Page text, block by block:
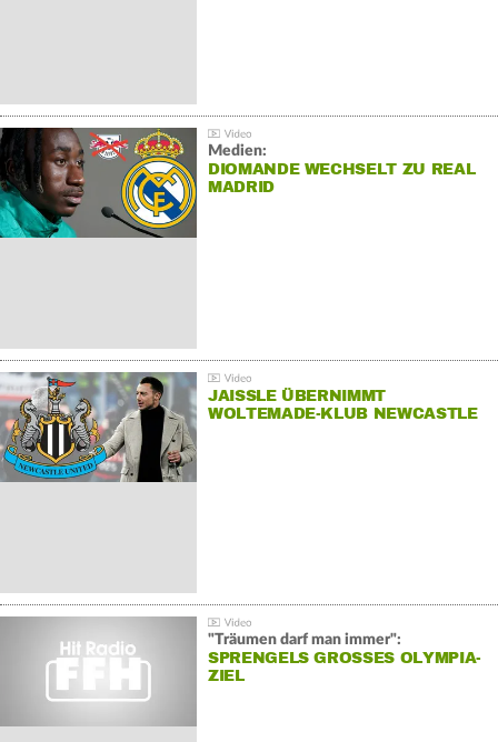
Medien:
DIOMANDE WECHSELT ZU REAL
MADRID
JAISSLE ÜBERNIMMT
WOLTEMADE-KLUB NEWCASTLE
"Träumen darf man immer":
SPRENGELS GROSSES OLYMPIA-Z
IEL